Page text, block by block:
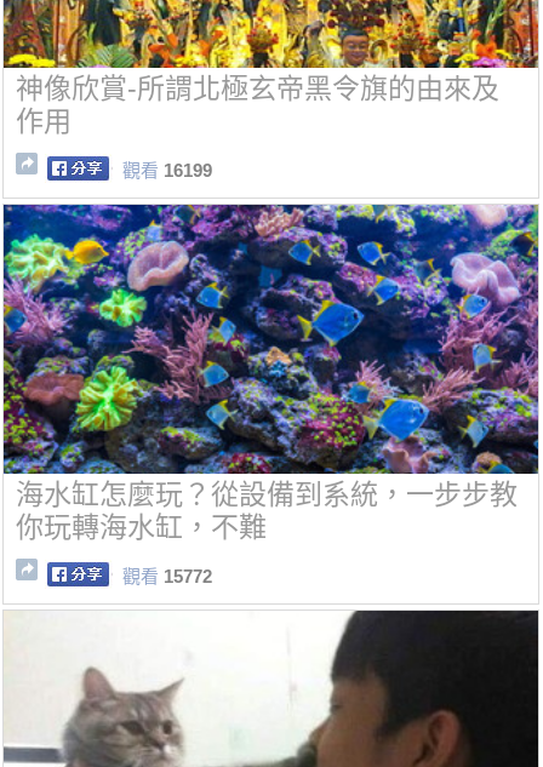
神像欣賞-所謂北極玄帝黑令旗的由來及
作用
觀看 16199
海水缸怎麼玩？從設備到系統，一步步教
你玩轉海水缸，不難
觀看 15772